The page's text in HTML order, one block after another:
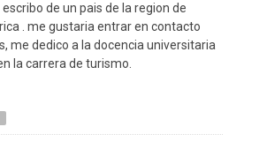
de un pais de la region de
. me gustaria entrar en contacto
me dedico a la docencia universitaria
la carrera de turismo.